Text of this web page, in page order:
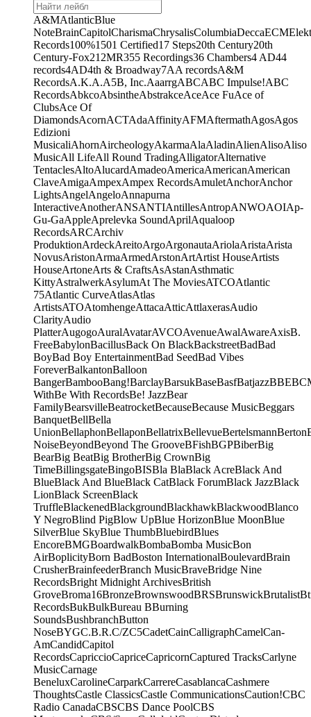
A&MAtlanticBlue
NoteBrainCapitolCharismaChrysalisColumbiaDeccaECM
Records100%1501 Certified17 Steps20th Century20th
Century-Fox21 2MR355 Recordings36 Chambers4 AD44
records4AD4th & Broadway7AA recordsA&M
RecordsA.K.A.A5B, Inc.AaarrgABCABC Impulse!ABC
RecordsAbkcoAbsintheAbstrakceAceAce FuAce of
ClubsAce Of
DiamondsAcornACTAdaAffinityAFMAftermathAgosAgos
Edizioni
MusicaliAhornAircheologyAkarmaAlaAladinAlienAlisoAliso
MusicAll LifeAll Round TradingAlligatorAlternative
TentaclesAltoAlucardAmadeoAmericaAmericanAmerican
ClaveAmigaAmpexAmpex RecordsAmuletAnchorAnchor
LightsAngelAngeloAnnapurna
InteractiveAnotherANSANTIAntillesAntropANWOAOIAp-
Gu-GaAppleAprelevka SoundAprilAqualoop
RecordsARCArchiv
ProduktionArdeckAreitoArgoArgonautaAriolaAristaArista
NovusAristonArmaArmedArstonArtArtist HouseArtists
HouseArtoneArts & CraftsAsAstanAsthmatic
KittyAstralwerkAsylumAt The MoviesATCOAtlantic
75Atlantic CurveAtlasAtlas
ArtistsATOAtomhengeAttacaAtticAttlaxerasAudio
ClarityAudio
PlatterAugogoAuralAvatarAVCOAvenueAwalAwareAxisB.
FreeBabylonBacillusBack On BlackBackstreetBadBad
BoyBad Boy EntertainmentBad SeedBad Vibes
ForeverBalkantonBalloon
BangerBambooBang!BarclayBarsukBaseBasfBatjazzBBE
WithBe With RecordsBe! JazzBear
FamilyBearsvilleBeatrocketBecauseBecause MusicBeggars
BanquetBellBella
UnionBellaphonBellaponBellatrixBellevueBertelsmannBerton
NoiseBeyondBeyond The GrooveBFishBGPBiberBig
BearBig BeatBig BrotherBig CrownBig
TimeBillingsgateBingoBISBla BlaBlack AcreBlack And
BlueBlack And BlueBlack CatBlack ForumBlack JazzBlack
LionBlack ScreenBlack
TruffleBlackenedBlackgroundBlackhawkBlackwoodBlanco
Y NegroBlind PigBlow UpBlue HorizonBlue MoonBlue
SilverBlue SkyBlue ThumbBluebirdBlues
EncoreBMGBoardwalkBombaBomba MusicBon
AirBoplicityBorn BadBoston InternationalBoulevardBrain
CrusherBrainfeederBranch MusicBraveBridge Nine
RecordsBright Midnight ArchivesBritish
GroveBroma16BronzeBrownswoodBRSBrunswickBrutalist
RecordsBukBulkBureau BBurning
SoundsBushbranchButton
NoseBYGC.B.R.C/ZC5CadetCainCalligraphCamelCan-
AmCandidCapitol
RecordsCapriccioCapriceCapricornCaptured TracksCarlyne
MusicCarnage
BeneluxCarolineCarparkCarrereCasablancaCashmere
ThoughtsCastle ClassicsCastle CommunicationsCaution!CBC
Radio CanadaCBSCBS Dance PoolCBS